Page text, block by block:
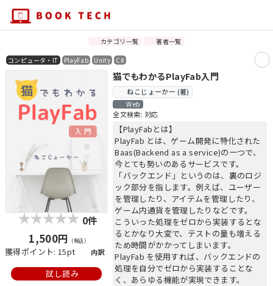
カテゴリ一覧 著者一覧
コンピュータ・IT PlayFab Unity C#
0件
1,500円 （税込）
獲得ポイント: 15pt 内訳
試し読み
猫でもわかるPlayFab入門
ねこじょーかー (著)
Web
全文検索: 対応
【PlayFabとは】
PlayFab とは、ゲーム開発に特化された
Baas(Backend as a service)の一つで、
今とても勢いのあるサービスです。
「バックエンド」というのは、裏のロジ
ック部分を指します。例えば、ユーザー
を管理したり、アイテムを管理したり、
ゲーム内通貨を管理したりなどです。
こういった処理をゼロから実装するとな
るとかなり大変で、テストの量も増える
ため時間がかかってしまいます。
PlayFab を使用すれば、バックエンドの
処理を自分でゼロから実装することな
く、あらゆる機能が実現できます。